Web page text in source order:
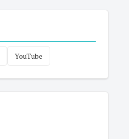
YouTube